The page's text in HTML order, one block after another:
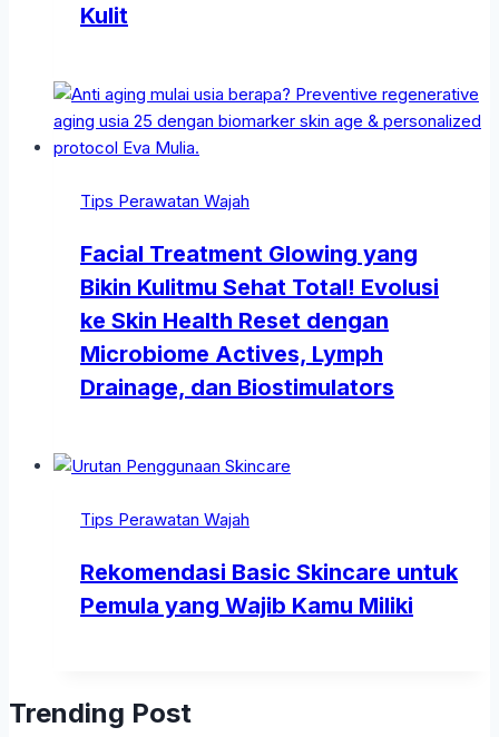
Kulit
Tips Perawatan Wajah
Facial Treatment Glowing yang
Bikin Kulitmu Sehat Total! Evolusi
ke Skin Health Reset dengan
Microbiome Actives, Lymph
Drainage, dan Biostimulators
Tips Perawatan Wajah
Rekomendasi Basic Skincare untuk
Pemula yang Wajib Kamu Miliki
Trending Post